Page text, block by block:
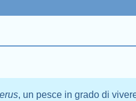
, un pesce in grado di